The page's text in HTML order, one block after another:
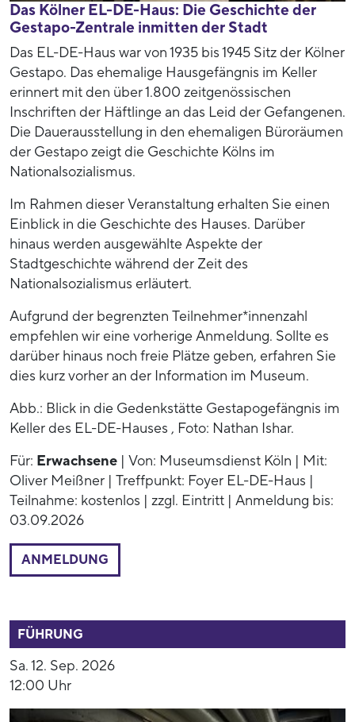
Das Kölner EL-DE-Haus: Die Geschichte der
Gestapo-Zentrale inmitten der Stadt
Das EL-DE-Haus war von 1935 bis 1945 Sitz der Kölner
Gestapo. Das ehemalige Hausgefängnis im Keller
erinnert mit den über 1.800 zeitgenössischen
Inschriften der Häftlinge an das Leid der Gefangenen.
Die Dauerausstellung in den ehemaligen Büroräumen
der Gestapo zeigt die Geschichte Kölns im
Nationalsozialismus.
Im Rahmen dieser Veranstaltung erhalten Sie einen
Einblick in die Geschichte des Hauses. Darüber
hinaus werden ausgewählte Aspekte der
Stadtgeschichte während der Zeit des
Nationalsozialismus erläutert.
Aufgrund der begrenzten Teilnehmer*innenzahl
empfehlen wir eine vorherige Anmeldung. Sollte es
darüber hinaus noch freie Plätze geben, erfahren Sie
dies kurz vorher an der Information im Museum.
Abb.: Blick in die Gedenkstätte Gestapogefängnis im
Keller des EL-DE-Hauses , Foto: Nathan Ishar.
Für: Erwachsene | Von: Museumsdienst Köln | Mit:
Oliver Meißner | Treffpunkt: Foyer EL-DE-Haus |
Teilnahme: kostenlos | zzgl. Eintritt | Anmeldung bis:
03.09.2026
ANMELDUNG
FÜHRUNG
Sa. 12. Sep. 2026
12:00 Uhr